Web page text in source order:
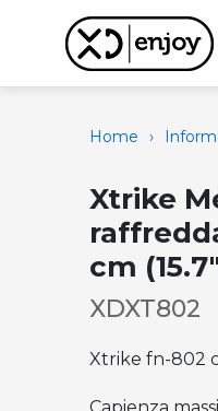
Home ›
Xtrike
cm
XDXT802
Xtrike fn-802